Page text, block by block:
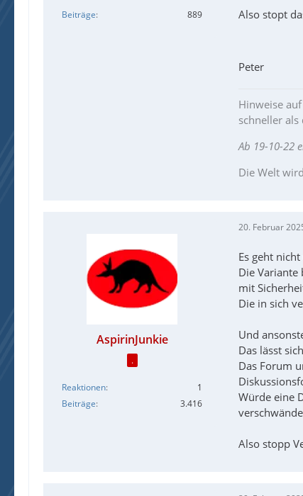
Local
Beiträge 889
Also stopt
Peter
Hinweise
schneller als
Ab 19-10-22
Die Welt
AspirinJunkie
.
Reaktionen
1
Beiträge
3.416
20. Februar
Es geht
Die
mit
Die in sich
Und
Das lässt
Das Forum
Würde eine
Also stopp